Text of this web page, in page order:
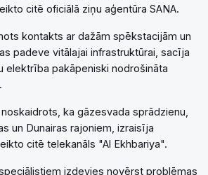
citē oficiālā ziņu aģentūra SANA.
kontakts ar dažām spēkstacijām un
padeve vitālajai infrastruktūrai, sacīja
elektrība pakāpeniski nodrošināta
ka gāzesvada sprādzienu,
un Dunairas rajoniem, izraisīja
citē telekanāls "Al Ekhbariya".
izdevies novērst problēmas